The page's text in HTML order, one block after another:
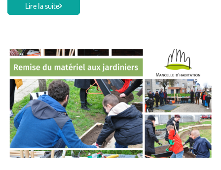
Lire la suite